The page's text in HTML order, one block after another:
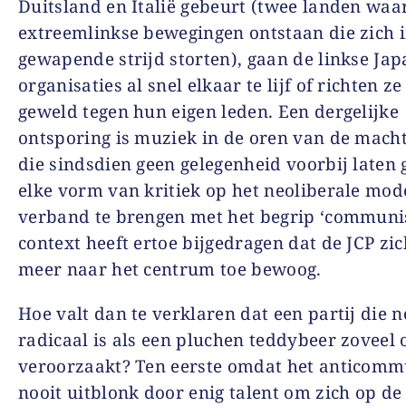
Duitsland en Italië gebeurt (twee landen
extreemlinkse bewegingen ontstaan die zich
gewapende strijd storten), gaan de linkse
organisaties al snel elkaar te lijf of richten
geweld tegen hun eigen leden. Een dergelijke
ontsporing is muziek in de oren van de
die sindsdien geen gelegenheid voorbij laten
elke vorm van kritiek op het neoliberale
verband te brengen met het begrip
context heeft ertoe bijgedragen dat de JCP
meer naar het centrum toe bewoog.
Hoe valt dan te verklaren dat een partij die
radicaal is als een pluchen teddybeer zoveel
veroorzaakt? Ten eerste omdat het
nooit uitblonk door enig talent om zich op de